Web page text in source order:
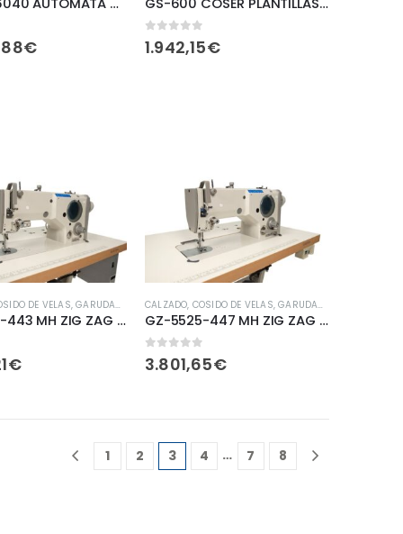
5 € fuera de 5
1.942,15€
DE VELAS,GARUDAN MARROQUINERIA,PRODUCTOS,TAPICERIA,
GZ-5525-443 MH ZIG ZAG 3 PUNTADAS GARFIO GRANDE GARUDAN
5
€
CALZADO, COSIDO DE VELAS,GARUDAN
GZ-5525-447 MH ZIG ZAG CORTAHILOS DE 3 PUNTADAS Y LEVAS INTERCAMBIABLES
0 fuera de 5
3.801,65€
1 2 3 4 … 7 8